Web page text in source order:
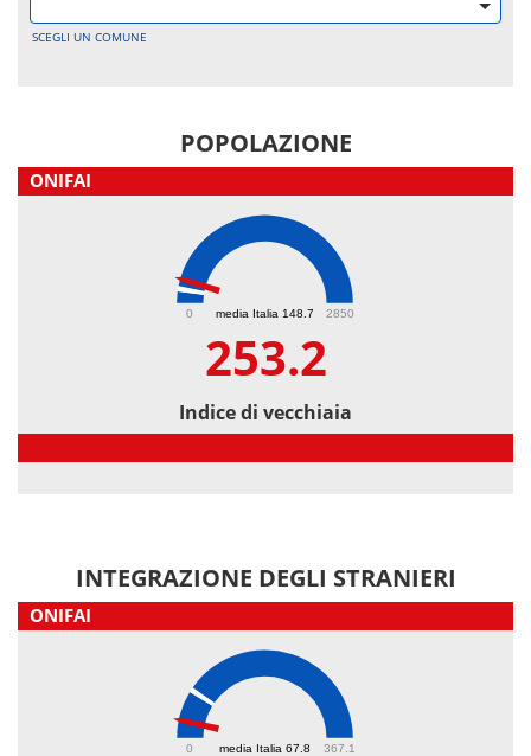
SCEGLI UN COMUNE
POPOLAZIONE
ONIFAI
media Italia 148.7
0 2850
253.2
Indice di vecchiaia
INTEGRAZIONE DEGLI STRANIERI
ONIFAI
media Italia 67.8
0 367.1